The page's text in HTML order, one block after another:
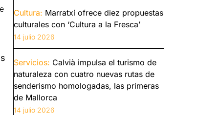
Cultura: Marratxí ofrece diez propuestas
culturales con ‘Cultura a la Fresca’
14 julio 2026
Servicios: Calvià impulsa el turismo de
naturaleza con cuatro nuevas rutas de
senderismo homologadas, las primeras
de Mallorca
14 julio 2026